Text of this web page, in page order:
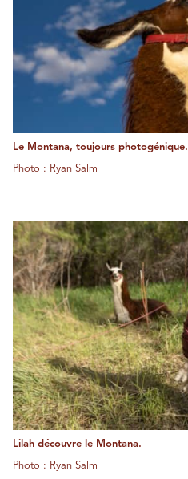
Le Montana, toujours photogénique.
Photo : Ryan Salm
Lilah découvre le Montana.
Photo : Ryan Salm